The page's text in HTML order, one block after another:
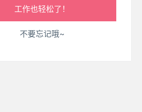
工作也轻松了！
不要忘记哦~